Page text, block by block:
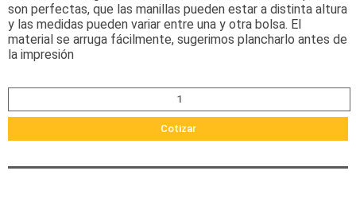
son perfectas, que las manillas pueden estar a distinta altura
y las medidas pueden variar entre una y otra bolsa. El
material se arruga fácilmente, sugerimos plancharlo antes de
la impresión
Cotizar